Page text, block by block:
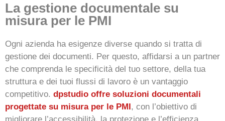
La gestione documentale su
misura per le PMI
Ogni azienda ha esigenze diverse quando si tratta di
gestione dei documenti. Per questo, affidarsi a un partner
che comprenda le specificità del tuo settore, della tua
struttura e dei tuoi flussi di lavoro è un vantaggio
competitivo. dpstudio offre soluzioni documentali
progettate su misura per le PMI, con l’obiettivo di